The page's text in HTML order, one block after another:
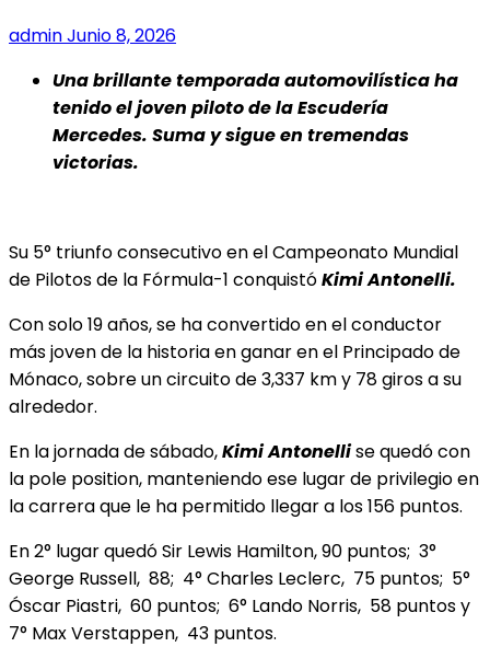
adminJunio 8, 2026
Una brillante temporada automovilística ha
tenido el joven piloto de la Escudería
Mercedes. Suma y sigue en tremendas
victorias.
Su 5° triunfo consecutivo en el Campeonato Mundial
de Pilotos de la Fórmula-1 conquistóKimi Antonelli.
Con solo 19 años, se ha convertido en el conductor
más joven de la historia en ganar en el Principado de
Mónaco, sobre un circuito de 3,337 km y 78 giros a su
alrededor.
En la jornada de sábado,Kimi Antonellise quedó con
la pole position, manteniendo ese lugar de privilegio en
la carrera que le ha permitido llegar a los 156 puntos.
En 2° lugar quedó Sir Lewis Hamilton, 90 puntos; 3°
George Russell, 88; 4° Charles Leclerc, 75 puntos; 5°
Óscar Piastri, 60 puntos; 6° Lando Norris, 58 puntos y
7° Max Verstappen, 43 puntos.